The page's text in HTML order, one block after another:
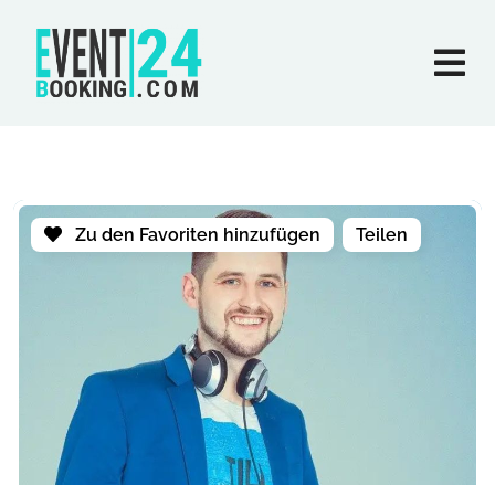
Zu den Favoriten hinzufügen Teilen